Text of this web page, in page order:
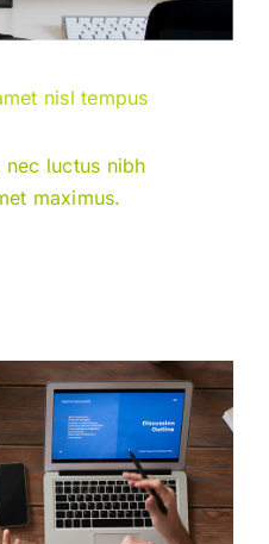
nisl tempus
luctus nibh
maximus.